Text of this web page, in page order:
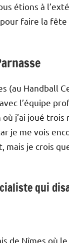
étions à
faire la
(au Handball
l’équipe
j’ai joué trois
je me vois
je crois
qui
de Nîmes où